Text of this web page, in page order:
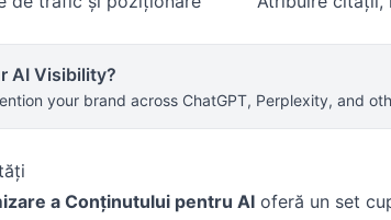
AI Visibility?
your brand across ChatGPT, Perplexity, and
a Conținutului pentru AI oferă un set